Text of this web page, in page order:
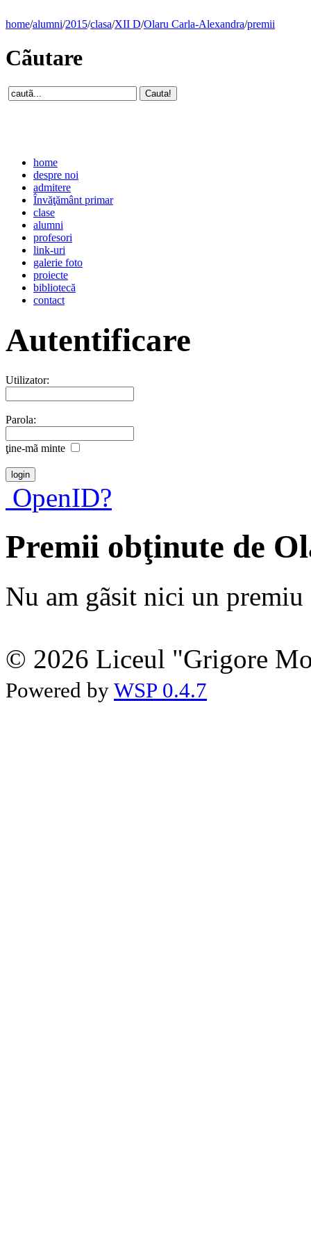
home/alumni/2015/clasa/XII D/Olaru Carla-Alexandra/premii
Cãutare
home
despre noi
admitere
Învăţământ primar
clase
alumni
profesori
link-uri
galerie foto
proiecte
bibliotecă
contact
Autentificare
Utilizator:
Parola:
ţine-mã minte
OpenID?
Premii obţinute de
Nu am gãsit nici un premiu
© 2026 Liceul "Grigore
Powered by WSP 0.4.7